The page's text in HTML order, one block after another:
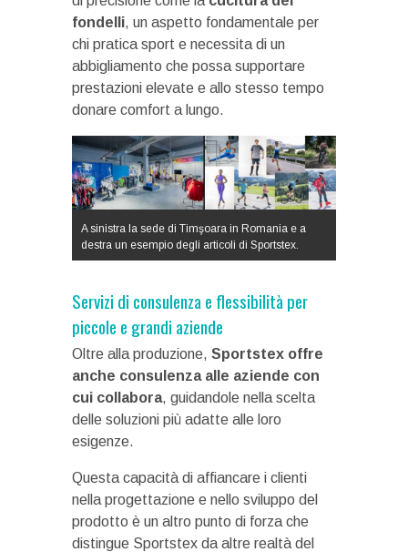
fondelli, un aspetto fondamentale per
chi pratica sport e necessita di un
abbigliamento che possa supportare
prestazioni elevate e allo stesso tempo
donare comfort a lungo.
A sinistra la sede di Timşoara in Romania e a
destra un esempio degli articoli di Sportstex.
Servizi di consulenza e flessibilità per
piccole e grandi aziende
Oltre alla produzione, Sportstex offre
anche consulenza alle aziende con
cui collabora, guidandole nella scelta
delle soluzioni più adatte alle loro
esigenze.
Questa capacità di affiancare i clienti
nella progettazione e nello sviluppo del
prodotto è un altro punto di forza che
distingue Sportstex da altre realtà del